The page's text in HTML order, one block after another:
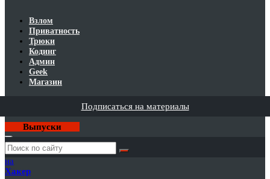
Взлом
Приватность
Трюки
Кодинг
Админ
Geek
Магазин
Подписаться на материалы
Выпуски
Годовая
подписка
на
Хакер